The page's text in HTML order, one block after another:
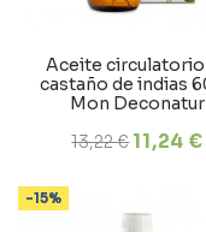
Aceite circulatorio
castaño de indias
Mon Deconatur
13,22 € 11,24 €
-15%